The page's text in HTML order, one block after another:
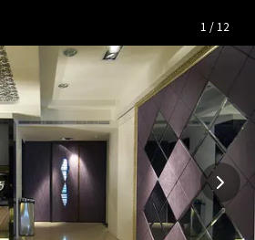
打造空間精緻品
1 / 12